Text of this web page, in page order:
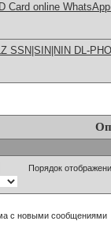
Card online
SSN|SIN|NIN DL-
Порядок
с новыми сообщениями